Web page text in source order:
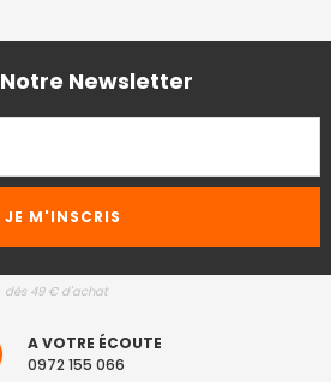
Newsletter
dès 49 € d'achat
A VOTRE ÉCOUTE
0972 155 066